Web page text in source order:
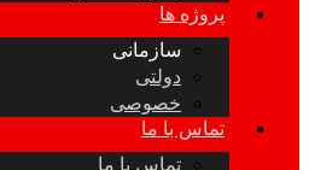
پروژه ها
سازمانی
دولتی
خصوصی
تماس با ما
تماس با ما